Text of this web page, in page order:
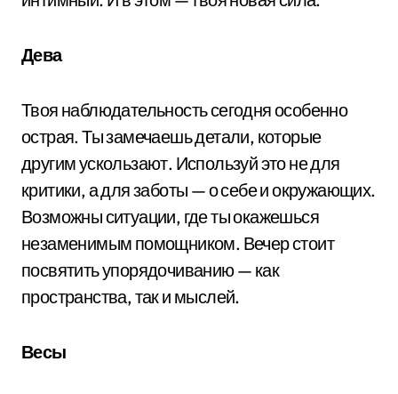
Дева
Твоя наблюдательность сегодня особенно
острая. Ты замечаешь детали, которые
другим ускользают. Используй это не для
критики, а для заботы — о себе и окружающих.
Возможны ситуации, где ты окажешься
незаменимым помощником. Вечер стоит
посвятить упорядочиванию — как
пространства, так и мыслей.
Весы